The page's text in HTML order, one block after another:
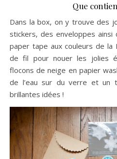
Que
Dans la box, on y trouve des
stickers, des enveloppes
paper tape aux couleurs de la
de fil pour nouer les jolies
flocons de neige en papier
de l’eau sur du verre et un
brillantes idées !